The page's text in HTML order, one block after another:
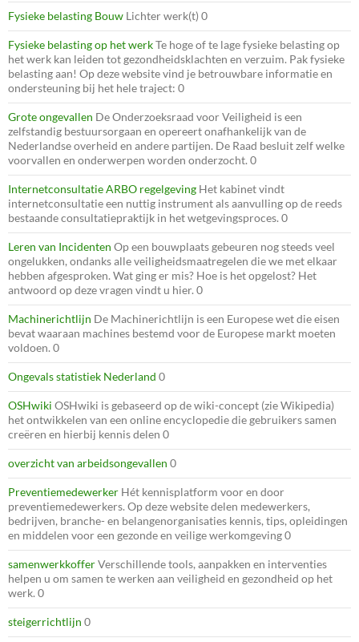
Fysieke belasting Bouw Lichter werk(t) 0
Fysieke belasting op het werkTe hoge of te lage fysieke belasting op
het werk kan leiden tot gezondheidsklachten en verzuim. Pak fysieke
belasting aan! Op deze website vind je betrouwbare informatie en
ondersteuning bij het hele traject: 0
Grote ongevallen De Onderzoeksraad voor Veiligheid is een
zelfstandig bestuursorgaan en opereert onafhankelijk van de
Nederlandse overheid en andere partijen. De Raad besluit zelf welke
voorvallen en onderwerpen worden onderzocht. 0
Internetconsultatie ARBO regelgeving Het kabinet vindt
internetconsultatie een nuttig instrument als aanvulling op de reeds
bestaande consultatiepraktijk in het wetgevingsproces. 0
Leren van Incidenten Op een bouwplaats gebeuren nog steeds veel
ongelukken, ondanks alle veiligheidsmaatregelen die we met elkaar
hebben afgesproken. Wat ging er mis? Hoe is het opgelost? Het
antwoord op deze vragen vindt u hier. 0
Machinerichtlijn De Machinerichtlijn is een Europese wet die eisen
bevat waaraan machines bestemd voor de Europese markt moeten
voldoen. 0
Ongevals statistiek Nederland 0
OSHwiki OSHwiki is gebaseerd op de wiki-concept (zie Wikipedia)
het ontwikkelen van een online encyclopedie die gebruikers samen
creëren en hierbij kennis delen 0
overzicht van arbeidsongevallen 0
Preventiemedewerker Hét kennisplatform voor en door
preventiemedewerkers. Op deze website delen medewerkers,
bedrijven, branche- en belangenorganisaties kennis, tips, opleidingen
en middelen voor een gezonde en veilige werkomgeving 0
samenwerkkofferVerschillende tools, aanpakken en interventies
helpen u om samen te werken aan veiligheid en gezondheid op het
werk. 0
steigerrichtlijn 0